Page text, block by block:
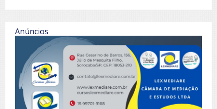
Anúncios